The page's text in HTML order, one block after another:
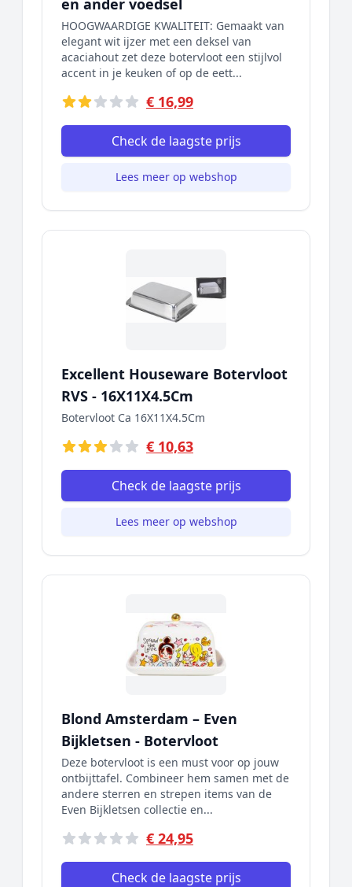
en ander voedsel
HOOGWAARDIGE KWALITEIT: Gemaakt van
elegant wit ijzer met een deksel van
acaciahout zet deze botervloot een stijlvol
accent in je keuken of op de eett...
€ 16,99
Check de laagste prijs
Lees meer op webshop
Excellent Houseware Botervloot
RVS - 16X11X4.5Cm
Botervloot Ca 16X11X4.5Cm
€ 10,63
Check de laagste prijs
Lees meer op webshop
Blond Amsterdam – Even
Bijkletsen - Botervloot
Deze botervloot is een must voor op jouw
ontbijttafel. Combineer hem samen met de
andere sterren en strepen items van de
Even Bijkletsen collectie en...
€ 24,95
Check de laagste prijs